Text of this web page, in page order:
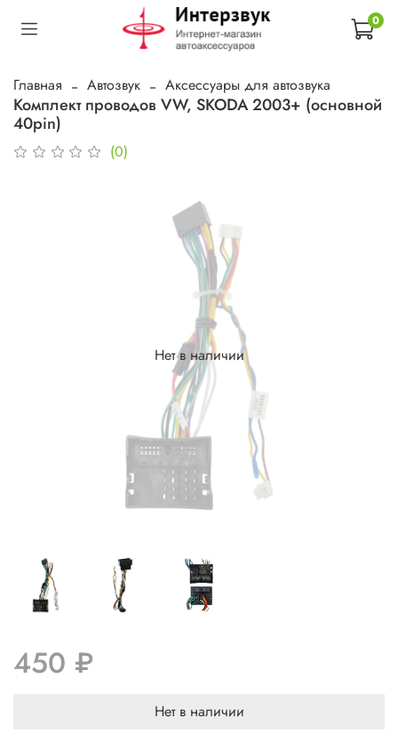
0
Главная Автозвук Аксессуары для автозвука
Комплект проводов VW, SKODA 2003+ (основной
40pin)
(0)
Нет в наличии
450 ₽
Нет в наличии